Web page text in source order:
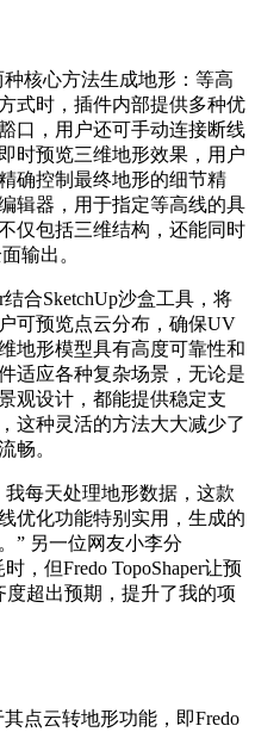
种核心方法生成地形：等高
式时，插件内部提供多种优
口，用户还可手动连接断线
时预览三维地形效果，用户
确控制最终地形的细节精
辑器，用于指定等高线的具
仅包括三维结构，还能同时
输出。
结合SketchUp沙盒工具，将
可预览点云分布，确保UV
地形模型具有高度可靠性和
适应各种复杂场景，无论是
观设计，都能提供稳定支
这种灵活的方法大大减少了
畅。
每天处理地形数据，这款
优化功能特别实用，生成的
” 另一位网友小李分
，但Fredo TopoShaper让预
超出预期，提升了我的项
其点云转地形功能，即Fredo